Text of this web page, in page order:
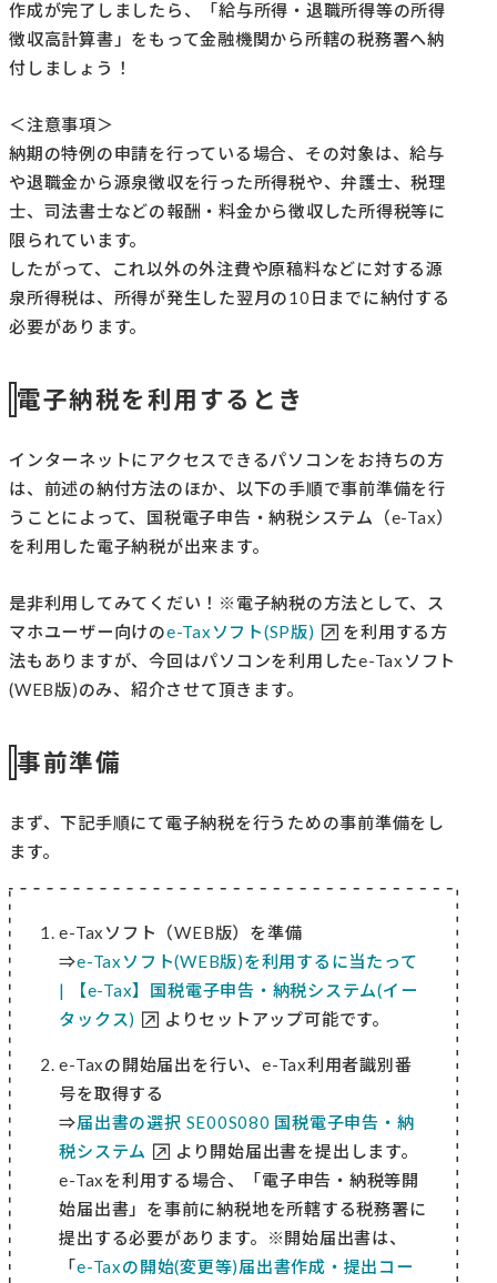
作成が完了しましたら、「給与所得・退職所得等の所得
徴収高計算書」をもって金融機関から所轄の税務署へ納
付しましょう！
＜注意事項＞
納期の特例の申請を行っている場合、その対象は、給与
や退職金から源泉徴収を行った所得税や、弁護士、税理
士、司法書士などの報酬・料金から徴収した所得税等に
限られています。
したがって、これ以外の外注費や原稿料などに対する源
泉所得税は、所得が発生した翌月の10日までに納付する
必要があります。
電子納税を利用するとき
インターネットにアクセスできるパソコンをお持ちの方
は、前述の納付方法のほか、以下の手順で事前準備を行
うことによって、国税電子申告・納税システム（e-Tax）
を利用した電子納税が出来ます。
是非利用してみてくだい！※電子納税の方法として、ス
マホユーザー向けのe-Taxソフト(SP版)
を利用する方
法もありますが、今回はパソコンを利用したe-Taxソフト
(WEB版)のみ、紹介させて頂きます。
事前準備
まず、下記手順にて電子納税を行うための事前準備をし
ます。
e-Taxソフト（WEB版）を準備
⇒e-Taxソフト(WEB版)を利用するに当たって
| 【e-Tax】国税電子申告・納税システム(イー
タックス)
よりセットアップ可能です。
e-Taxの開始届出を行い、e-Tax利用者識別番
号を取得する
⇒届出書の選択 SE00S080 国税電子申告・納
税システム
より開始届出書を提出します。
e-Taxを利用する場合、「電子申告・納税等開
始届出書」を事前に納税地を所轄する税務署に
提出する必要があります。※開始届出書は、
「e-Taxの開始(変更等)届出書作成・提出コー